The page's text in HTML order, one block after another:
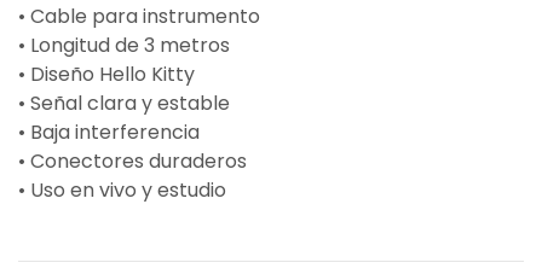
• Cable para instrumento
• Longitud de 3 metros
• Diseño Hello Kitty
• Señal clara y estable
• Baja interferencia
• Conectores duraderos
• Uso en vivo y estudio